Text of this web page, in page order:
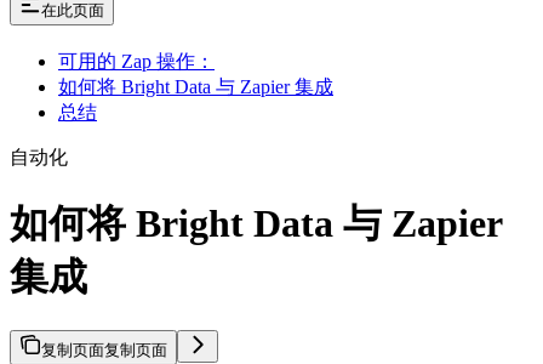
在此页面
可用的 Zap 操作：
如何将 Bright Data 与 Zapier 集成
总结
自动化
如何将 Bright Data 与 Zapier
集成
复制页面复制页面